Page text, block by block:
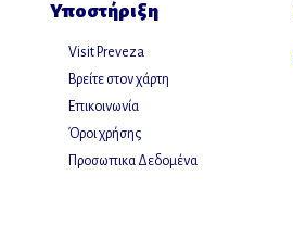
Υποστήριξη
Visit Preveza
Βρείτε στον χάρτη
Επικοινωνία
Όροι χρήσης
Προσωπικα Δεδομένα